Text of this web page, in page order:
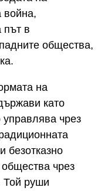
война,
път в
общества,
на
като
чрез
безотказно
чрез
Той руши